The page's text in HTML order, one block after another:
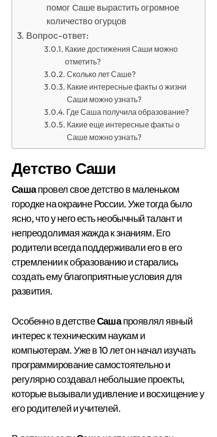
помог Саше вырастить огромное
количество огурцов
Вопрос-ответ:
Какие достижения Саши можно
отметить?
Сколько лет Саше?
Какие интересные факты о жизни
Саши можно узнать?
Где Саша получила образование?
Какие еще интересные факты о
Саше можно узнать?
Детство Саши
Сашапровел свое детство в маленьком
городке на окраине России. Уже тогда было
ясно, что у него есть необычный талант и
непреодолимая жажда к знаниям. Его
родители всегда поддерживали его в его
стремлении к образованию и старались
создать ему благоприятные условия для
развития.
Особенно в детствеСашапроявлял явный
интерес к техническим наукам и
компьютерам. Уже в 10 лет он начал изучать
программирование самостоятельно и
регулярно создавал небольшие проекты,
которые вызывали удивление и восхищение у
его родителей и учителей.